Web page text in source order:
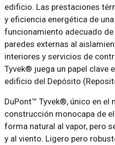
edificio. Las prestaciones
y eficiencia energética de
funcionamiento adecuado
paredes externas al
interiores y servicios de
Tyvek® juega un papel clave
edificio del Depósito
DuPont™ Tyvek®, único en el
construcción monocapa de
forma natural al vapor, pero
y al viento. Ligero pero